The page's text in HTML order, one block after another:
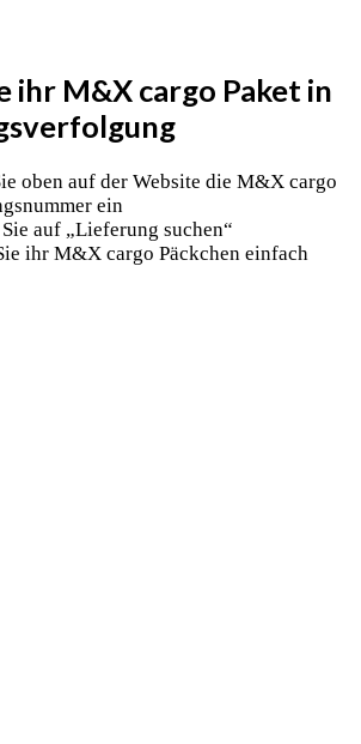
ihr M&X cargo Paket in
oben auf der Website die M&X cargo
ein
auf „Lieferung suchen“
ihr M&X cargo Päckchen einfach